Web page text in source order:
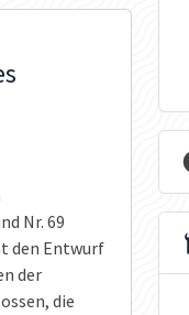
Nr. 69
den Entwurf
der
die